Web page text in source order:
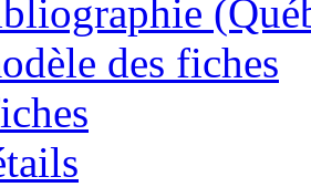
des fiches